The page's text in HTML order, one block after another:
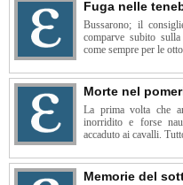
Fuga nelle
Bussarono; il
comparve subito
come sempre per le
Morte nel
La prima volta che
inorridito e forse
accaduto ai cavalli.
Memorie del